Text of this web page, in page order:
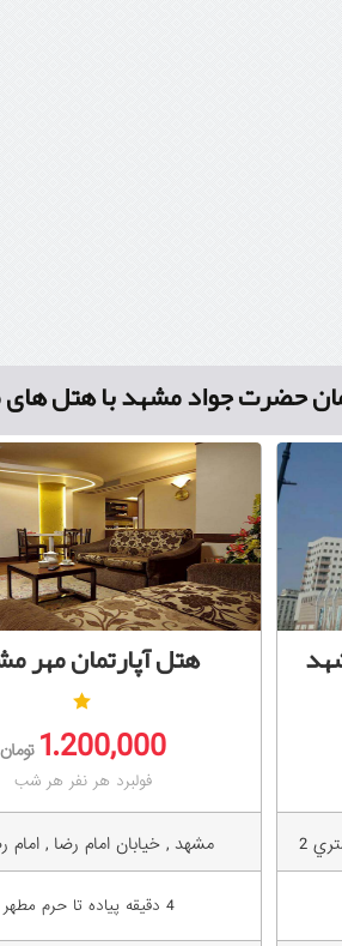
حضرت جواد مشهد با هتل
2
هتل آپارتمان مهر
1.200,000 تومان
فولبرد هر نفر هر شب
مشهد , خیابان امام رضا , امام
4 دقیقه پیاده تا حرم مطهر